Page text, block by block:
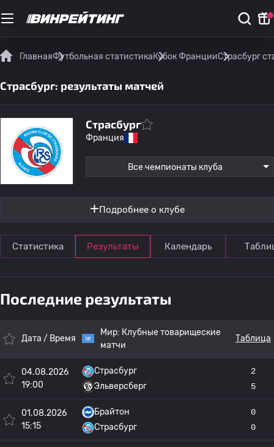
ГлавнаяФутбольная статистикаКубок ФранцииСтрасбург
Страсбург: результаты матчей
Страсбург
Франция
Все чемпионаты клуба
Подробнее о клубе
Статистика Результаты Календарь
Последние результаты
Дата / Время
Мир: Клубные товарищеские
матчи
Таблица
04.08.2026
19:00
Страсбург
Эльверсберг
2
5
01.08.2026
15:15
Брайтон
Страсбург
0
0